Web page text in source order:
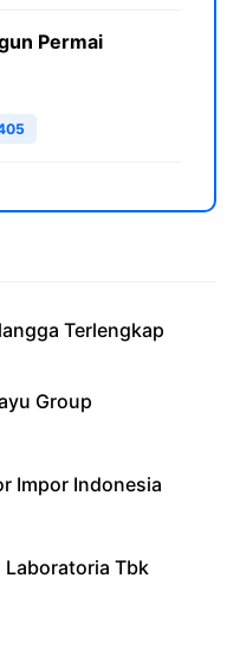
Permai
Terlengkap
Group
Impor Indonesia
Laboratoria Tbk